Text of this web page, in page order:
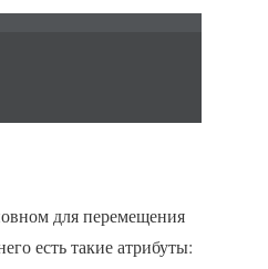
для перемещения
есть такие атрибуты: